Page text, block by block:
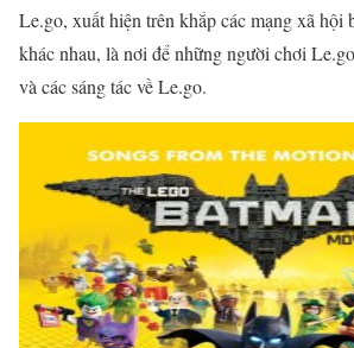
Le.go, xuất hiện trên khắp các mạng xã hội
khác nhau, là nơi để những người chơi
và các sáng tác về Le.go.